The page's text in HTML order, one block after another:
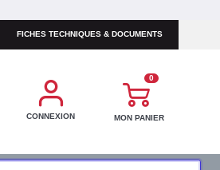
FICHES TECHNIQUES & DOCUMENTS
CONNEXION
0
MON PANIER